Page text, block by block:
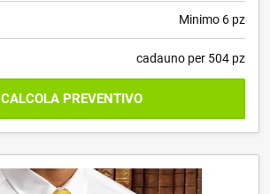
Minimo 6 pz
cadauno per 504 pz
CALCOLA PREVENTIVO